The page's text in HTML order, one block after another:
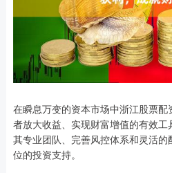
在瞬息万变的资本市场中浙江股票
者放大收益、实现财富增值的有效
其专业团队、完善风控体系和灵活
位的投资支持。